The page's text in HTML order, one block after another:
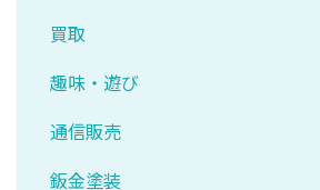
買取
趣味・遊び
通信販売
鈑金塗装